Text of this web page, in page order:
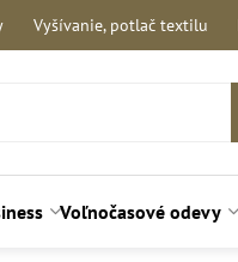
Vyšívanie, potlač textilu
Voľnočasové odevy